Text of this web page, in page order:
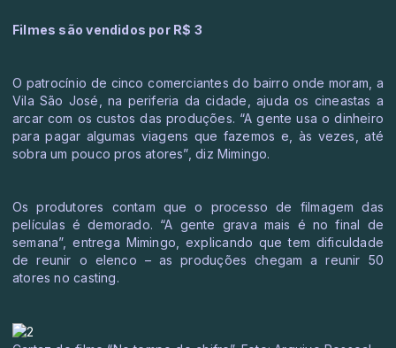
Filmes são vendidos por R$ 3
O patrocínio de cinco comerciantes do bairro onde moram, a
Vila São José, na periferia da cidade, ajuda os cineastas a
arcar com os custos das produções. “A gente usa o dinheiro
para pagar algumas viagens que fazemos e, às vezes, até
sobra um pouco pros atores”, diz Mimingo.
Os produtores contam que o processo de filmagem das
películas é demorado. “A gente grava mais é no final de
semana”, entrega Mimingo, explicando que tem dificuldade
de reunir o elenco – as produções chegam a reunir 50
atores no casting.